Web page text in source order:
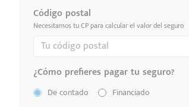
Código postal
Necesitamos tu CP para calcular el valor del seguro
¿Cómo prefieres pagar tu seguro?
De contado Financiado